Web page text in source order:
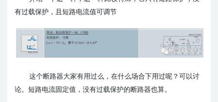
有过载保护，且短路电流值可调节
这个断路器大家有用过么，在什么场合下用过呢？可以讨
论。 短路电流固定值，没有过载保护的断路器也算。